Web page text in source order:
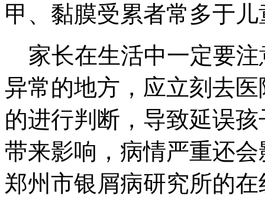
甲、黏膜受累者常多于
家长在生活中一定要注
异常的地方，应立刻去
的进行判断，导致延误
带来影响，病情严重还
郑州市银屑病研究所的在